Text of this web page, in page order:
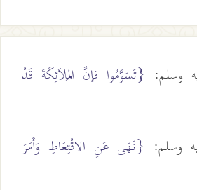
وسلم: {تَسَوَّمُوا فإنَّ المَلاَئِكَةَ قَدْ
وسلم: {نَهَى عَنِ الاقْتِعَاطِ وَأَمَرَ